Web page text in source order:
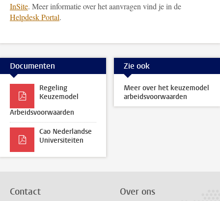
InSite. Meer informatie over het aanvragen vind je in de
Helpdesk Portal.
Documenten
Regeling
Keuzemodel
Arbeidsvoorwaarden
Cao Nederlandse
Universiteiten
Zie ook
Meer over het keuzemodel
arbeidsvoorwaarden
Contact Over ons